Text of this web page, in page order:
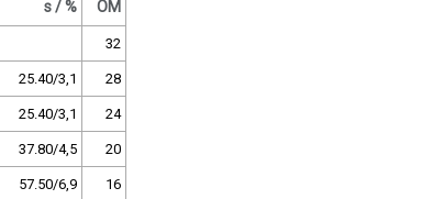
s / %
OM
32
25.40/3,1 28
25.40/3,1 24
37.80/4,5 20
57.50/6,9 16